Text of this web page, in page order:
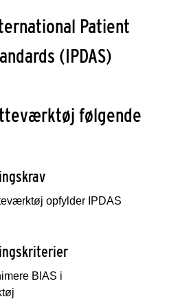
Patient
(IPDAS)
følgende
opfylder IPDAS
BIAS i